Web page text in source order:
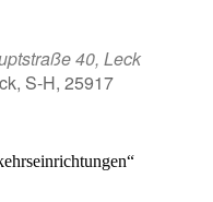
40, Leck
S-H, 25917